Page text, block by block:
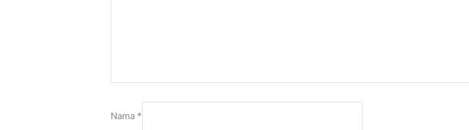
Nama *